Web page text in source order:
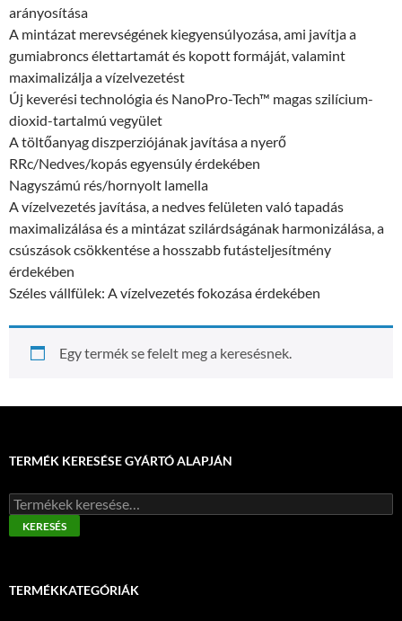
arányosítása
A mintázat merevségének kiegyensúlyozása, ami javítja a
gumiabroncs élettartamát és kopott formáját, valamint
maximalizálja a vízelvezetést
Új keverési technológia és NanoPro-Tech™ magas szilícium-
dioxid-tartalmú vegyület
A töltőanyag diszperziójának javítása a nyerő
RRc/Nedves/kopás egyensúly érdekében
Nagyszámú rés/hornyolt lamella
A vízelvezetés javítása, a nedves felületen való tapadás
maximalizálása és a mintázat szilárdságának harmonizálása, a
csúszások csökkentése a hosszabb futásteljesítmény
érdekében
Széles vállfülek: A vízelvezetés fokozása érdekében
Egy termék se felelt meg a keresésnek.
TERMÉK KERESÉSE GYÁRTÓ ALAPJÁN
Keresés
a
következőre:
KERESÉS
TERMÉKKATEGÓRIÁK